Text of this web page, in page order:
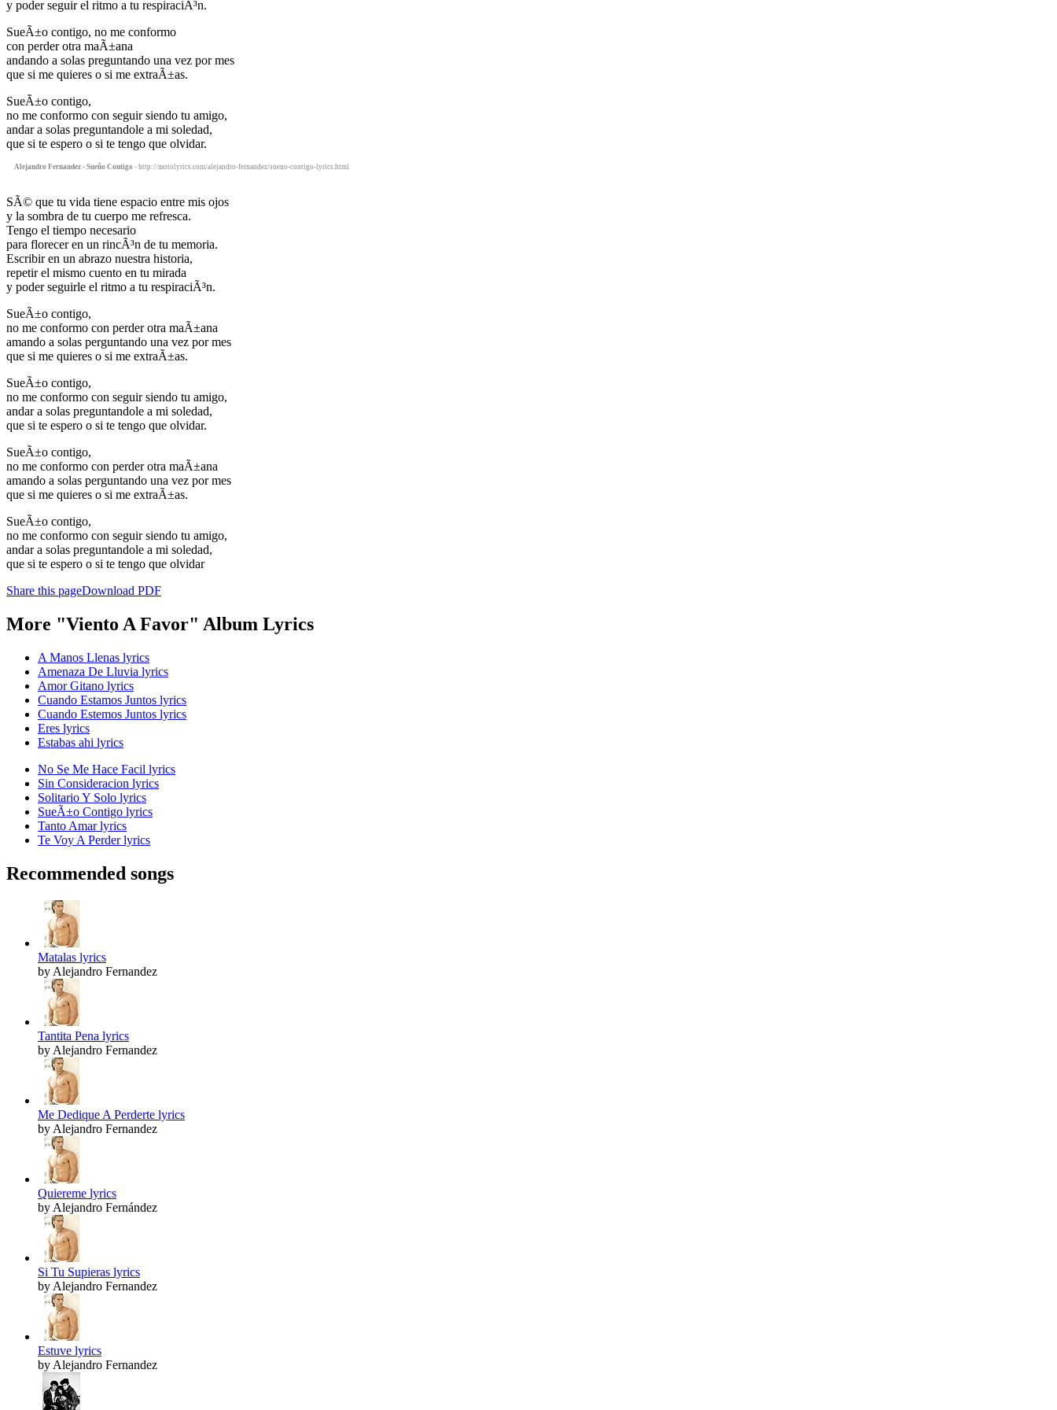
y poder seguir el ritmo a tu respiraciÃ³n.
SueÃ±o contigo, no me conformo
con perder otra maÃ±ana
andando a solas preguntando una vez por mes
que si me quieres o si me extraÃ±as.
SueÃ±o contigo,
no me conformo con seguir siendo tu amigo,
andar a solas preguntandole a mi soledad,
que si te espero o si te tengo que olvidar.
Alejandro Fernandez - Sueño Contigo - http://motolyrics.com/alejandro-fernandez/sueno-contigo-lyrics.html
SÃ© que tu vida tiene espacio entre mis ojos
y la sombra de tu cuerpo me refresca.
Tengo el tiempo necesario
para florecer en un rincÃ³n de tu memoria.
Escribir en un abrazo nuestra historia,
repetir el mismo cuento en tu mirada
y poder seguirle el ritmo a tu respiraciÃ³n.
SueÃ±o contigo,
no me conformo con perder otra maÃ±ana
amando a solas perguntando una vez por mes
que si me quieres o si me extraÃ±as.
SueÃ±o contigo,
no me conformo con seguir siendo tu amigo,
andar a solas preguntandole a mi soledad,
que si te espero o si te tengo que olvidar.
SueÃ±o contigo,
no me conformo con perder otra maÃ±ana
amando a solas perguntando una vez por mes
que si me quieres o si me extraÃ±as.
SueÃ±o contigo,
no me conformo con seguir siendo tu amigo,
andar a solas preguntandole a mi soledad,
que si te espero o si te tengo que olvidar
Share this pageDownload PDF
More "Viento A Favor" Album Lyrics
A Manos Llenas lyrics
Amenaza De Lluvia lyrics
Amor Gitano lyrics
Cuando Estamos Juntos lyrics
Cuando Estemos Juntos lyrics
Eres lyrics
Estabas ahi lyrics
No Se Me Hace Facil lyrics
Sin Consideracion lyrics
Solitario Y Solo lyrics
SueÃ±o Contigo lyrics
Tanto Amar lyrics
Te Voy A Perder lyrics
Recommended songs
Matalas lyrics
by Alejandro Fernandez
Tantita Pena lyrics
by Alejandro Fernandez
Me Dedique A Perderte lyrics
by Alejandro Fernandez
Quiereme lyrics
by Alejandro Fernández
Si Tu Supieras lyrics
by Alejandro Fernandez
Estuve lyrics
by Alejandro Fernandez